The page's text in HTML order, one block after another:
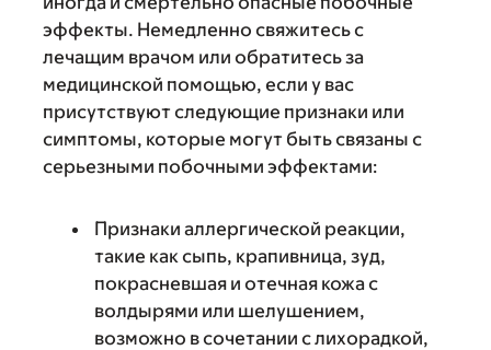
эффекты. Немедленно свяжитесь с
лечащим врачом или обратитесь за
медицинской помощью, если у вас
присутствуют следующие признаки или
симптомы, которые могут быть связаны с
серьезными побочными эффектами:
Признаки аллергической реакции,
такие как сыпь, крапивница, зуд,
покрасневшая и отечная кожа с
волдырями или шелушением,
возможно в сочетании с лихорадкой,